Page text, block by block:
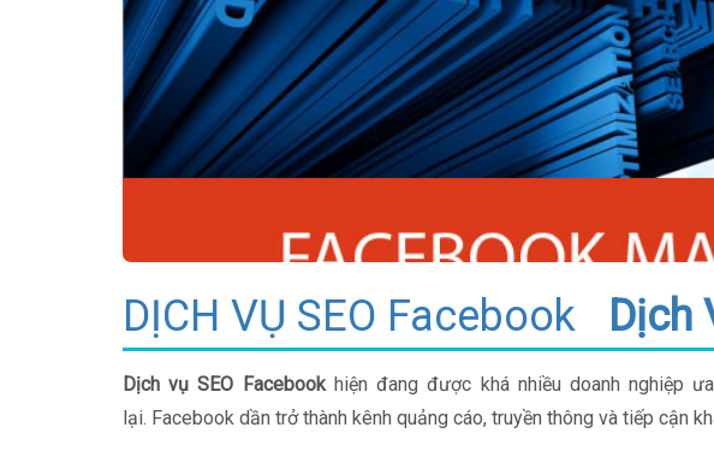
DỊCH VỤ SEO Facebook Dịch
Dịch vụ SEO Facebookhiện đang được khá nhiều doanh nghiệp
lại. Facebook dần trở thành kênh quảng cáo, truyền thông và tiếp cận